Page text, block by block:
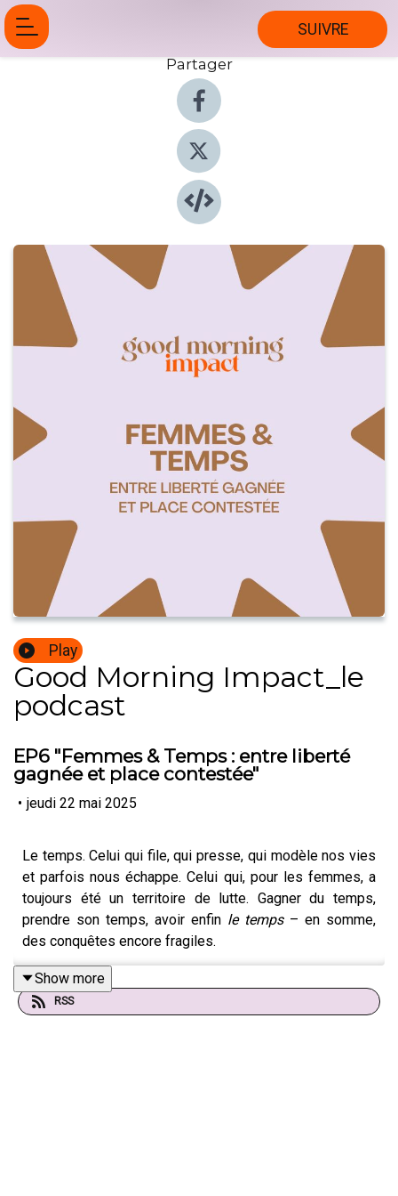
SUIVRE
Partager
Play
Good Morning Impact_le
podcast
EP6 "Femmes & Temps : entre liberté
gagnée et place contestée"
• jeudi 22 mai 2025
Le temps. Celui qui file, qui presse, qui modèle nos vies
et parfois nous échappe. Celui qui, pour les femmes, a
toujours été un territoire de lutte. Gagner du temps,
prendre son temps, avoir enfin le temps– en somme,
des conquêtes encore fragiles.
Aujourd’hui, dans une société où tout s’accélère, où
Show more
RSS